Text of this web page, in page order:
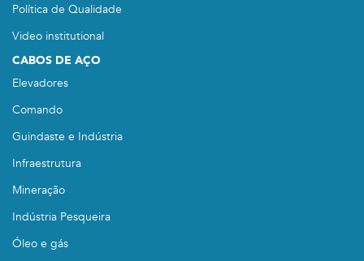
Política de Qualidade
Video institutional
CABOS DE AÇO
Elevadores
Comando
Guindaste e Indústria
Infraestrutura
Mineração
Indústria Pesqueira
Óleo e gás